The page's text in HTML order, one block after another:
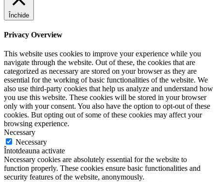
Închide
Privacy Overview
This website uses cookies to improve your experience while you
navigate through the website. Out of these, the cookies that are
categorized as necessary are stored on your browser as they are
essential for the working of basic functionalities of the website. We
also use third-party cookies that help us analyze and understand how
you use this website. These cookies will be stored in your browser
only with your consent. You also have the option to opt-out of these
cookies. But opting out of some of these cookies may affect your
browsing experience.
Necessary
Necessary
Întotdeauna activate
Necessary cookies are absolutely essential for the website to
function properly. These cookies ensure basic functionalities and
security features of the website, anonymously.